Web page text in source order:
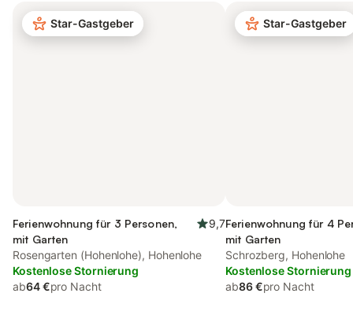
Star-Gastgeber
Ferienwohnung für 3 Personen,
mit Garten
9,7
Rosengarten (Hohenlohe), Hohenlohe
Kostenlose Stornierung
ab64 €pro Nacht
Star-Gastgeber
Ferienwohnung für 4
mit Garten
Schrozberg, Hohenlohe
Kostenlose Stornierung
ab86 €pro Nacht